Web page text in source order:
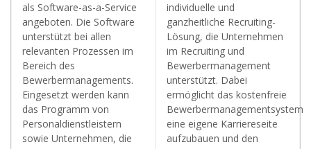
als Software-as-a-Service
angeboten. Die Software
unterstützt bei allen
relevanten Prozessen im
Bereich des
Bewerbermanagements.
Eingesetzt werden kann
das Programm von
Personaldienstleistern
sowie Unternehmen, die
individuelle und
ganzheitliche Recruiting-
Lösung, die Unternehmen
im Recruiting und
Bewerbermanagement
unterstützt. Dabei
ermöglicht das kostenfreie
Bewerbermanagementsystem
eine eigene Karriereseite
aufzubauen und den